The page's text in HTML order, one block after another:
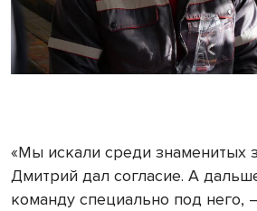
«Мы искали среди знаменитых
Дмитрий дал согласие. А
команду специально под него,